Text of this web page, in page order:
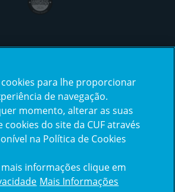
certification2certification3
Reclamações
e
cookies para lhe proporcionar
de navegação.
momento, alterar as suas
cookies do site da CUF através
na Política de Cookies
informações clique em
Mais Informações